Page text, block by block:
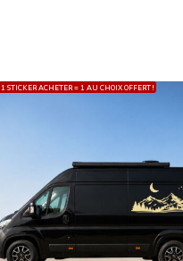
1 STICKER ACHETER = 1 AU CHOIX OFFERT !